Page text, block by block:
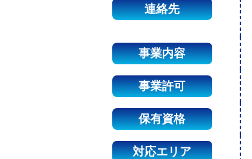
連絡先
事業内容
事業許可
保有資格
対応エリア